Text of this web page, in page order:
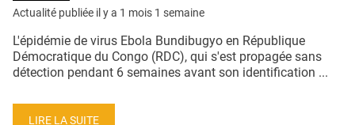
Actualité publiée il y a 1 mois 1 semaine
L'épidémie de virus Ebola Bundibugyo en République
Démocratique du Congo (RDC), qui s'est propagée sans
détection pendant 6 semaines avant son identification ...
LIRE LA SUITE